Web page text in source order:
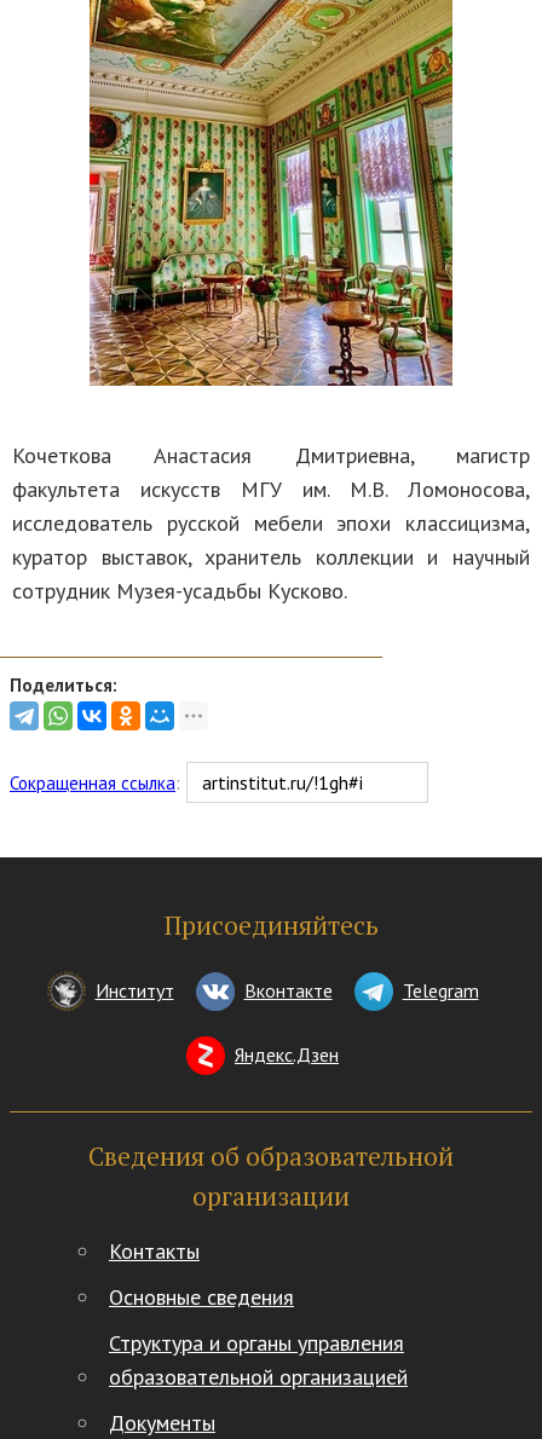
Кочеткова Анастасия Дмитриевна, магистр
факультета искусств МГУ им. М.В. Ломоносова,
исследователь русской мебели эпохи классицизма,
куратор выставок, хранитель коллекции и научный
сотрудник Музея-усадьбы Кусково.
Поделиться:
Сокращенная ссылка:
Присоединяйтесь
Институт Вконтакте Telegram
Яндекс.Дзен
Сведения об образовательной
организации
Контакты
Основные сведения
Структура и органы управления
образовательной организацией
Документы